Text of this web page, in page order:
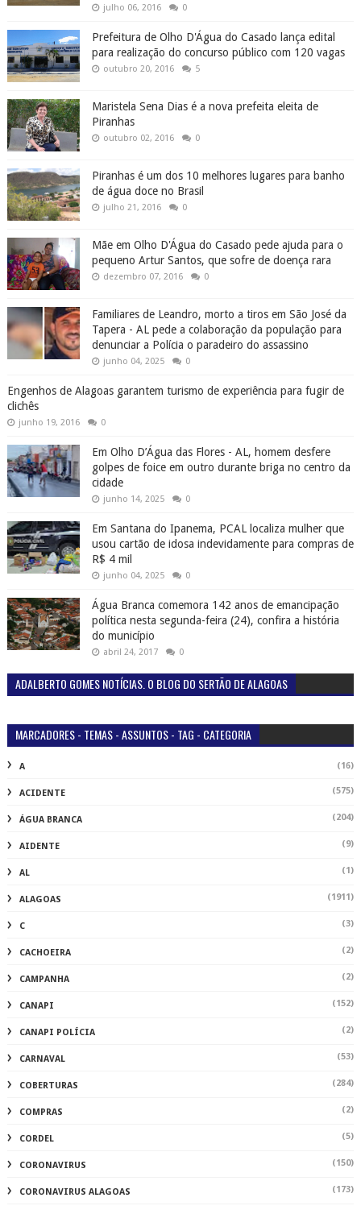
julho 06, 2016 0
Prefeitura de Olho D'Água do Casado lança edital
para realização do concurso público com 120 vagas
outubro 20, 2016 5
Maristela Sena Dias é a nova prefeita eleita de
Piranhas
outubro 02, 2016 0
Piranhas é um dos 10 melhores lugares para banho
de água doce no Brasil
julho 21, 2016 0
Mãe em Olho D'Água do Casado pede ajuda para o
pequeno Artur Santos, que sofre de doença rara
dezembro 07, 2016 0
Familiares de Leandro, morto a tiros em São José da
Tapera - AL pede a colaboração da população para
denunciar a Polícia o paradeiro do assassino
junho 04, 2025 0
Engenhos de Alagoas garantem turismo de experiência para fugir de
clichês
junho 19, 2016 0
Em Olho D’Água das Flores - AL, homem desfere
golpes de foice em outro durante briga no centro da
cidade
junho 14, 2025 0
Em Santana do Ipanema, PCAL localiza mulher que
usou cartão de idosa indevidamente para compras de
R$ 4 mil
junho 04, 2025 0
Água Branca comemora 142 anos de emancipação
política nesta segunda-feira (24), confira a história
do município
abril 24, 2017 0
ADALBERTO GOMES NOTÍCIAS. O BLOG DO SERTÃO DE ALAGOAS
MARCADORES - TEMAS - ASSUNTOS - TAG - CATEGORIA
A (16)
ACIDENTE (575)
ÁGUA BRANCA (204)
AIDENTE (9)
AL (1)
ALAGOAS (1911)
C (3)
CACHOEIRA (2)
CAMPANHA (2)
CANAPI (152)
CANAPI POLÍCIA (2)
CARNAVAL (53)
COBERTURAS (284)
COMPRAS (2)
CORDEL (5)
CORONAVIRUS (150)
CORONAVIRUS ALAGOAS (173)